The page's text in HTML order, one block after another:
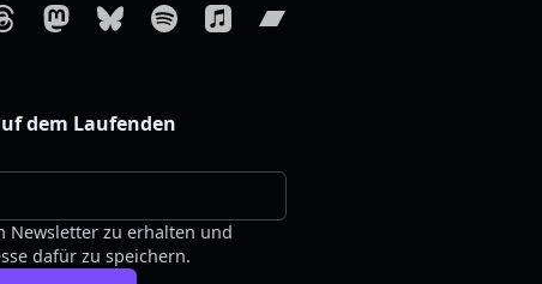
dem Laufenden
Newsletter zu erhalten und
dafür zu speichern.